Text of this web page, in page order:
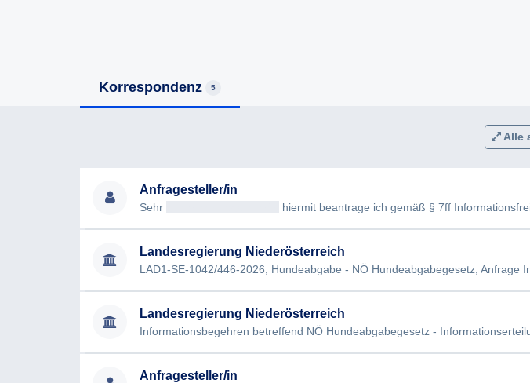
Korrespondenz 5
Alle
Anfragesteller/in
Sehr
hiermit beantrage ich gemäß § 7ff
Landesregierung Niederösterreich
Landesregierung Niederösterreich
Informationsbegehren betreffend NÖ Hundeabgabegesetz -
Anfragesteller/in